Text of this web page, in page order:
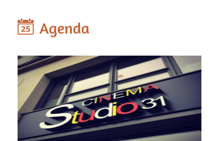
Agenda